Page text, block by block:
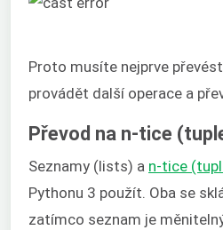
Proto musíte nejprve
provádět další operace a
Převod na n-tice
Seznamy (lists) a n-tice
Pythonu 3 použít. Oba se
zatímco seznam je